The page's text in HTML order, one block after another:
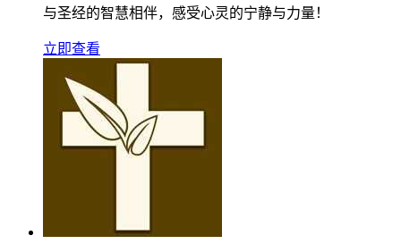
与圣经的智慧相伴，感受心灵的宁静与力量！
立即查看